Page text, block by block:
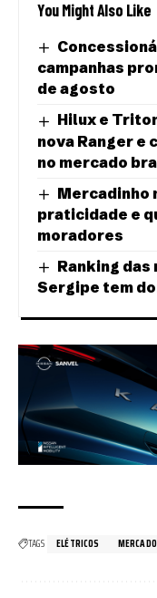
You Might Also Like
campanhas
de agosto
Hilux e
nova Ranger e
no mercado
Mercadinho
praticidade e
moradores
Ranking das
Sergipe tem
TAGS ELÉTRICOS MERCADO